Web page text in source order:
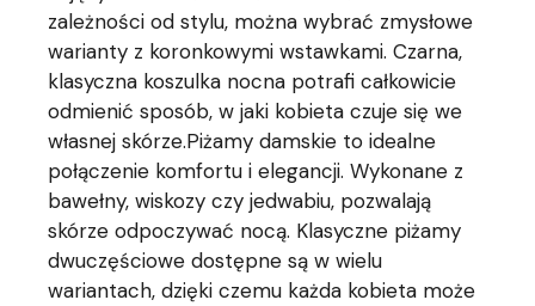
zależności od stylu, można wybrać zmysłowe
warianty z koronkowymi wstawkami. Czarna,
klasyczna koszulka nocna potrafi całkowicie
odmienić sposób, w jaki kobieta czuje się we
własnej skórze.Piżamy damskie to idealne
połączenie komfortu i elegancji. Wykonane z
bawełny, wiskozy czy jedwabiu, pozwalają
skórze odpoczywać nocą. Klasyczne piżamy
dwuczęściowe dostępne są w wielu
wariantach, dzięki czemu każda kobieta może